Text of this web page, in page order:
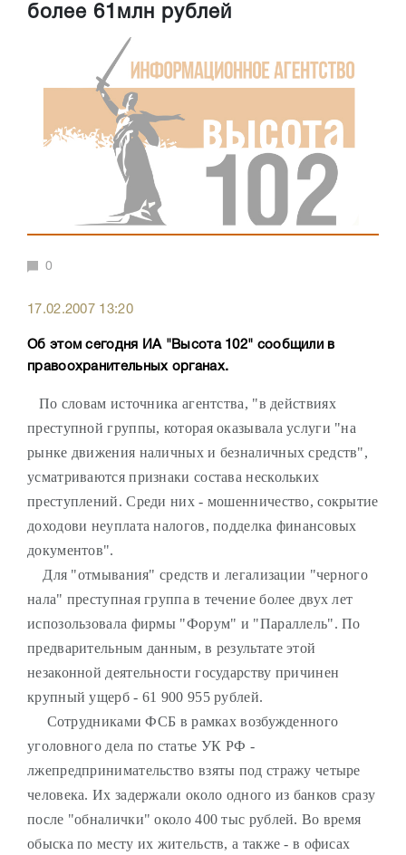
более 61млн рублей
0
17.02.2007 13:20
Об этом сегодня ИА "Высота 102" сообщили в
правоохранительных органах.
По словам источника агентства, "в действиях
преступной группы, которая оказывала услуги "на
рынке движения наличных и безналичных средств",
усматриваются признаки состава нескольких
преступлений. Среди них - мошенничество, сокрытие
доходови неуплата налогов, подделка финансовых
документов".
Для "отмывания" средств и легализации "черного
нала" преступная группа в течение более двух лет
испозользовала фирмы "Форум" и "Параллель". По
предварительным данным, в результате этой
незаконной деятельности государству причинен
крупный ущерб - 61 900 955 рублей.
Сотрудниками ФСБ в рамках возбужденного
уголовного дела по статье УК РФ -
лжепредпринимательство взяты под стражу четыре
человека. Их задержали около одного из банков сразу
после "обналички" около 400 тыс рублей. Во время
обыска по месту их жительств, а также - в офисах